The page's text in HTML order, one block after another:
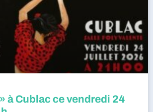
à Cublac ce vendredi 24